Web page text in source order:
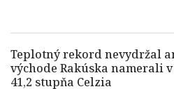
Teplotný rekord nevydržal
východe Rakúska namerali
41,2 stupňa Celzia